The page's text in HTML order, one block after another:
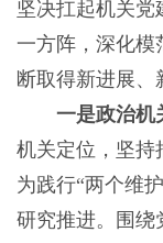
坚决扛起机关党
一方阵，深化模
断取得新进展、
一是政治机
机关定位，坚持
为践行“两个维
研究推进。围绕